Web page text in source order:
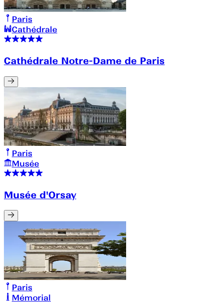
Paris
Cathédrale
Cathédrale Notre-Dame de Paris
Paris
Musée
Musée d'Orsay
Paris
Mémorial